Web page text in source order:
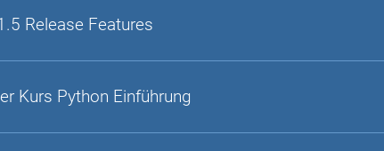
Release Features
Kurs Python Einführung